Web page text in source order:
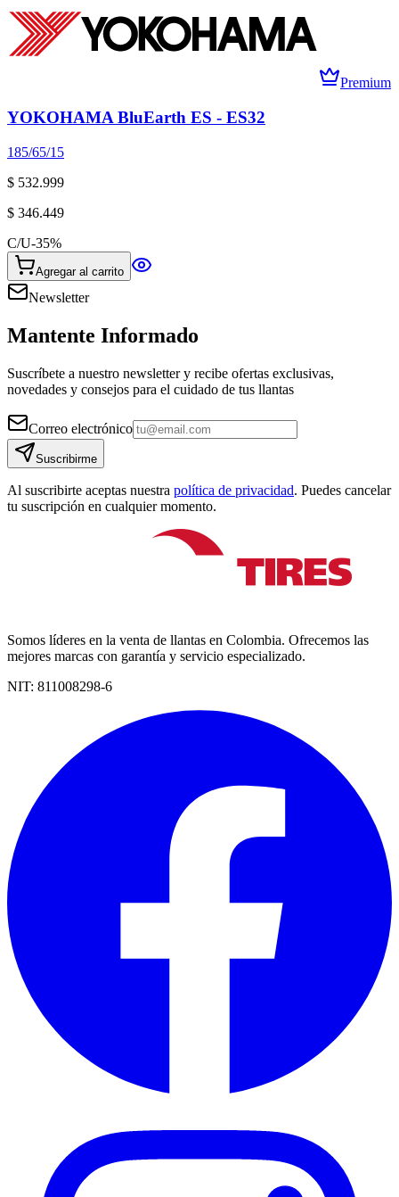
Premium
YOKOHAMA BluEarth ES - ES32
185/65/15
$ 532.999
$ 346.449
C/U-35%
Agregar al carrito
Newsletter
Mantente Informado
Suscríbete a nuestro newsletter y recibe ofertas exclusivas,
novedades y consejos para el cuidado de tus llantas
Correo electrónico
Suscribirme
Al suscribirte aceptas nuestra política de privacidad. Puedes cancelar
tu suscripción en cualquier momento.
Somos líderes en la venta de llantas en Colombia. Ofrecemos las
mejores marcas con garantía y servicio especializado.
NIT: 811008298-6